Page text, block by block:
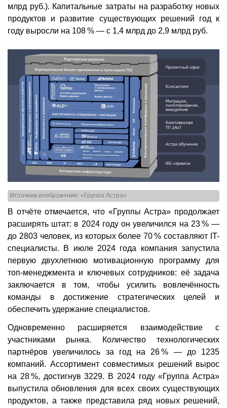
млрд руб.). Капитальные затраты на разработку новых
продуктов и развитие существующих решений год к
году выросли на 108 % — с 1,4 млрд до 2,9 млрд руб.
Источник изображения: «Группа Астра»
В отчёте отмечается, что «Группы Астра» продолжает
расширять штат: в 2024 году он увеличился на 23 % —
до 2803 человек, из которых более 70 % составляют IT-
специалисты. В июле 2024 года компания запустила
первую двухлетнюю мотивационную программу для
топ-менеджмента и ключевых сотрудников: её задача
заключается в том, чтобы усилить вовлечённость
команды в достижение стратегических целей и
обеспечить удержание специалистов.
Одновременно расширяется взаимодействие с
участниками рынка. Количество технологических
партнёров увеличилось за год на 26 % — до 1235
компаний. Ассортимент совместимых решений вырос
на 28 %, достигнув 3229. В 2024 году «Группа Астра»
выпустила обновления для всех своих существующих
продуктов, а также представила ряд новых решений,